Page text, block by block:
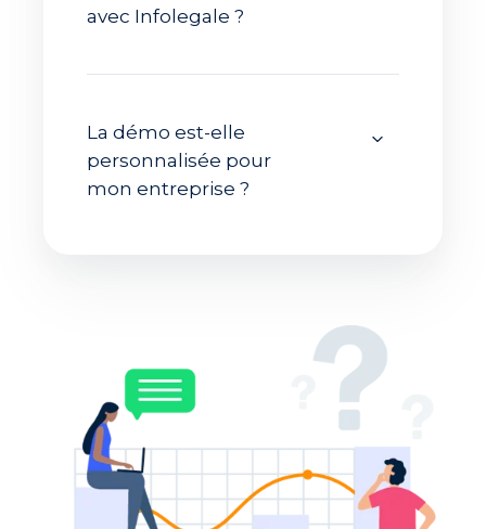
avec Infolegale ?
La démo est-elle
personnalisée pour
mon entreprise ?